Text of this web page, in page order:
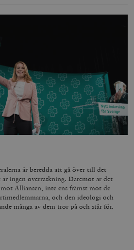
är beredda att gå över till det
ingen överraskning. Däremot är det
Alliansen, inte ens främst mot de
och den ideologi och
många av dem tror på och står för.